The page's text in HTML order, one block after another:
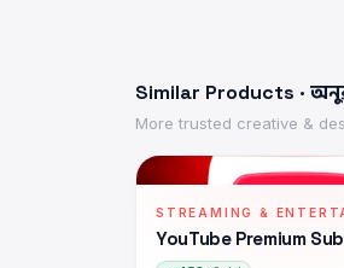
Similar Products ·
More trusted creative &
STREAMING &
YouTube Premium